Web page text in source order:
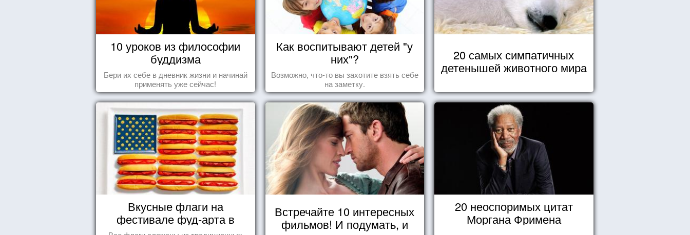
10 уроков из философии
буддизма
Бери их себе в дневник жизни и начинай
применять уже сейчас!
Как воспитывают детей "у
них"?
Возможно, что-то вы захотите взять себе
на заметку.
20 самых симпатичных
детенышей животного мира
Вкусные флаги на
фестивале фуд-арта в
Сиднее
Встречайте 10 интересных
фильмов! И подумать, и
20 неоспоримых цитат
Моргана Фримена